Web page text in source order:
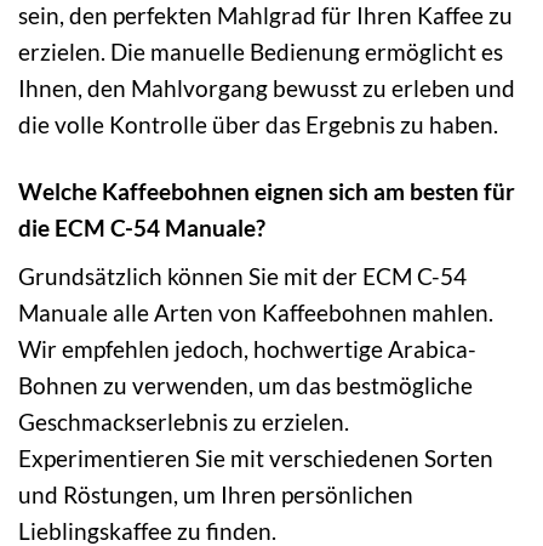
sein, den perfekten Mahlgrad für Ihren Kaffee zu
erzielen. Die manuelle Bedienung ermöglicht es
Ihnen, den Mahlvorgang bewusst zu erleben und
die volle Kontrolle über das Ergebnis zu haben.
Welche Kaffeebohnen eignen sich am besten für
die ECM C-54 Manuale?
Grundsätzlich können Sie mit der ECM C-54
Manuale alle Arten von Kaffeebohnen mahlen.
Wir empfehlen jedoch, hochwertige Arabica-
Bohnen zu verwenden, um das bestmögliche
Geschmackserlebnis zu erzielen.
Experimentieren Sie mit verschiedenen Sorten
und Röstungen, um Ihren persönlichen
Lieblingskaffee zu finden.